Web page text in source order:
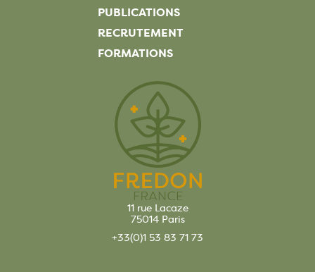
PUBLICATIONS
RECRUTEMENT
FORMATIONS
11 rue Lacaze
75014 Paris
+33(0)1 53 83 71 73